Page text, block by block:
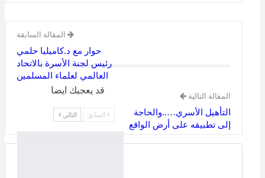
المقالة السابقة
حوار مع د.كاميليا حلمي
رئيس لجنة الأسرة بالاتحاد
العالمي لعلماء المسلمين
المقالة التالية
التأهيل الأسري…..والحاجة
إلى تطبيقه على أرض الواقع
قد يعجبك ايضا
السابق التالي